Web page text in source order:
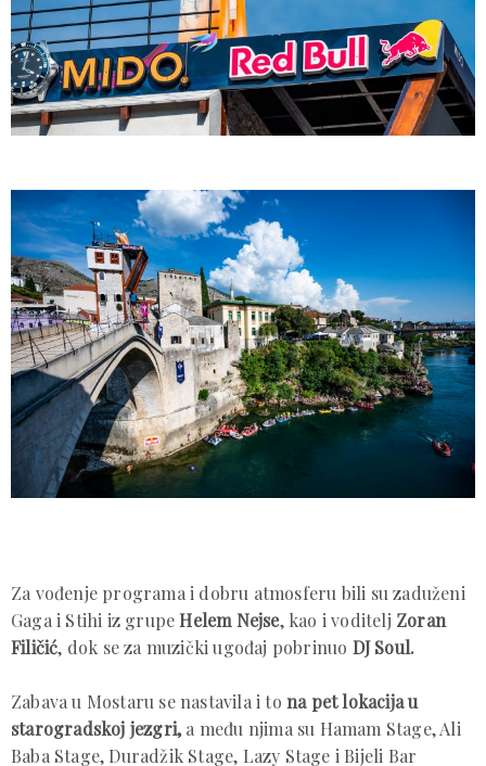
Za vođenje programa i dobru atmosferu bili su zaduženi
Gaga i Stihi iz grupeHelem Nejse, kao i voditelj Zoran
Filičić, dok se za muzički ugođaj pobrinuo DJ Soul.
Zabava u Mostaru se nastavila i to na pet lokacija u
starogradskoj jezgri, a među njima su Hamam Stage, Ali
Baba Stage, Duradžik Stage, Lazy Stage i Bijeli Bar